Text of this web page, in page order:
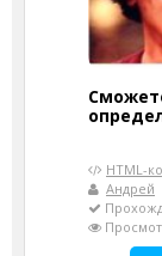
HTML-
Андрей